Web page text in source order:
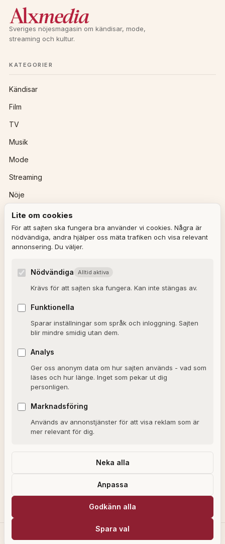
a
t
i
Sveriges nöjesmagasin om kändisar, mode,
streaming och kultur.
KATEGORIER
Kändisar
Film
TV
Musik
Mode
Streaming
Nöje
Ulla Granqvist
Om Alxmedia
Kontakta oss
Nyhetsbrev
Allmänna villkor
Alxmedia kan få provision för köp som görs via länkar på vår webbplats,
som en del av våra affiliatepartnerskap med utvalda återförsäljare.
Lite om cookies
För att sajten ska fungera bra använder vi cookies. Några är
nödvändiga, andra hjälper oss mäta trafiken och visa relevant
annonsering. Du väljer.
Nödvändiga Alltid aktiva
Krävs för att sajten ska fungera. Kan inte stängas av.
Funktionella
Sparar inställningar som språk och inloggning. Sajten
blir mindre smidig utan dem.
Analys
Ger oss anonym data om hur sajten används - vad som
läses och hur länge. Inget som pekar ut dig
personligen.
Marknadsföring
Används av annonstjänster för att visa reklam som är
mer relevant för dig.
Neka alla
Anpassa
Godkänn alla
Spara val